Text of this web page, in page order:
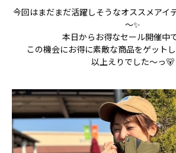
今回はまだまだ活躍しそうなオススメアイ
～✨
本日からお得なセール開催中
この機会にお得に素敵な商品をゲット
以上えりでした～っ🐻